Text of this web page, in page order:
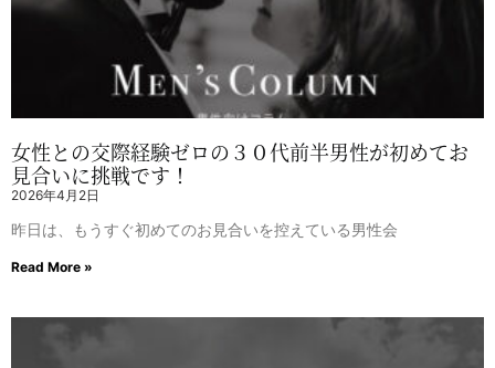
女性との交際経験ゼロの３０代前半男性が初めてお
見合いに挑戦です！
2026年4月2日
昨日は、もうすぐ初めてのお見合いを控えている男性会
Read More »